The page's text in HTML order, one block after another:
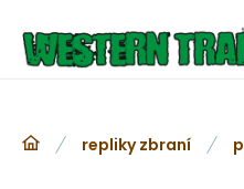
repliky zbraní